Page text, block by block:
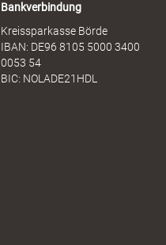
Bankverbindung
Kreissparkasse Börde
IBAN: DE96 8105 5000 3400
0053 54
BIC: NOLADE21HDL